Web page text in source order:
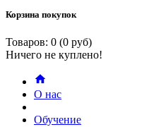
Корзина покупок
Товаров: 0 (0 руб)
Ничего не куплено!
О нас
Обучение